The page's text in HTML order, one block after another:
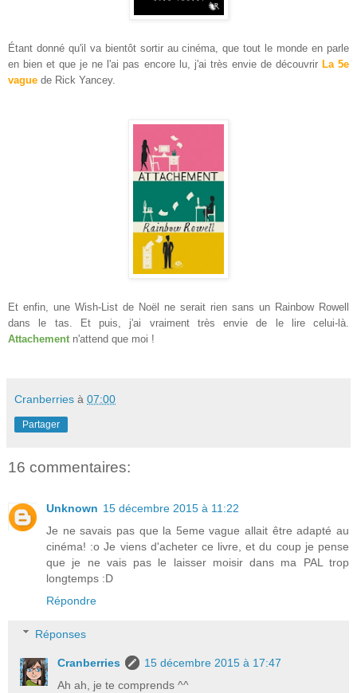
Étant donné qu'il va bientôt sortir au cinéma, que tout le monde en parle
en bien et que je ne l'ai pas encore lu, j'ai très envie de découvrir La 5e
vague de Rick Yancey.
Et enfin, une Wish-List de Noël ne serait rien sans un Rainbow Rowell
dans le tas. Et puis, j'ai vraiment très envie de le lire celui-là
Attachement n'attend que moi !
Cranberries à 07:00
Partager
16 commentaires:
Unknown 15 décembre 2015 à 11:22
Je ne savais pas que la 5eme vague allait être adapté au
cinéma! :o Je viens d'acheter ce livre, et du coup je pense
que je ne vais pas le laisser moisir dans ma PAL trop
longtemps :D
Répondre
Réponses
Cranberries
15 décembre 2015 à 17:47
Ah ah, je te comprends ^^